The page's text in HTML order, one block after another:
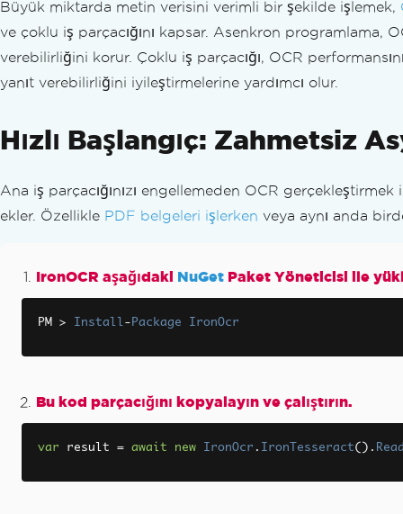
IronOCR - Güvenlik CVE
IronOCR İstiliği
OCR Bölge Koordinatları
Sayfa Yönlendirmesi ve Döndürme
Visual Studio için Visual C++ Yeniden
IronOcr'deki çıktı PDF dosyası boyutunu
PDF'ler ile İçerik Alanları ve Kırpma Bölgeleri
Farklı görüntü işleme uygulanan görüntüyü
Hızlı IronOCR Sorun Giderme
Kimlik Belgeleri
Tiff Sıkıştırma Uyarısı
System.Memory İstisnası
Büyük miktarda metin verisini verimli bir şekilde işlemek,
ve çoklu iş parçacığını kapsar. Asenkron programlama,
verebilirliğini korur. Çoklu iş parçacığı, OCR
yanıt verebilirliğini iyileştirmelerine yardımcı olur.
Hızlı Başlangıç: Zahmetsiz
Ana iş parçacığınızı engellemeden OCR gerçekleştirmek
ekler. Özellikle PDF belgeleri işlerken veya aynı anda
IronOCR aşağıdaki NuGet Paket Yöneticisi ile
PM > Install- Package IronOcr
Bu kod parçacığını kopyalayın ve çalıştırın.
var result = await new IronOcr . IronTesseract().